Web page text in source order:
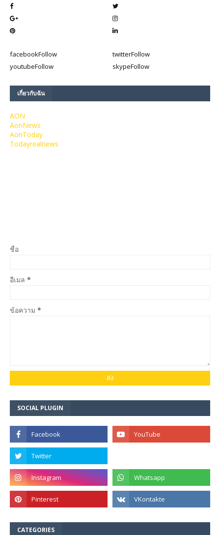
facebookFollow twitterFollow
youtubeFollow skypeFollow
เกี่ยวกับฉัน
AON
AonNews
AonToday
Todayrealnews
ชื่อ
อีเมล *
ข้อความ *
SOCIAL PLUGIN
CATEGORIES